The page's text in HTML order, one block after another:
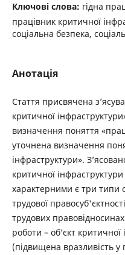
Ключові слова: гідна
працівник критичної
соціальна безпека,
Анотація
Стаття присвячена
критичної
визначення поняття
уточнена визначення
інфраструктури».
критичної інфраструктури
характерними є три типи
трудової
трудових
роботи – об’єкт критичної
(підвищена вразливість